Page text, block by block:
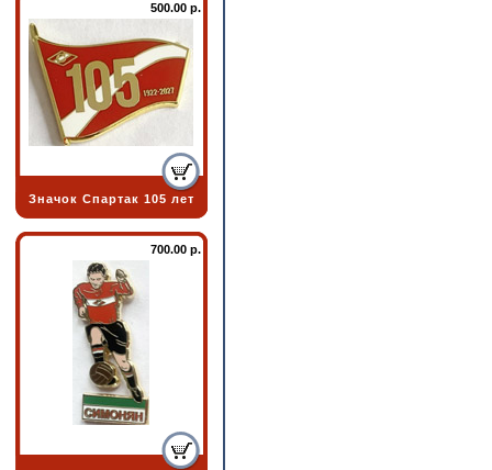
500.00 р.
Значок Спартак 105 лет
700.00 р.